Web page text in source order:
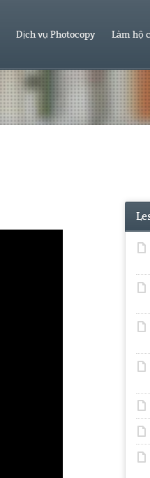
Dịch vụ Photocopy Làm hộ